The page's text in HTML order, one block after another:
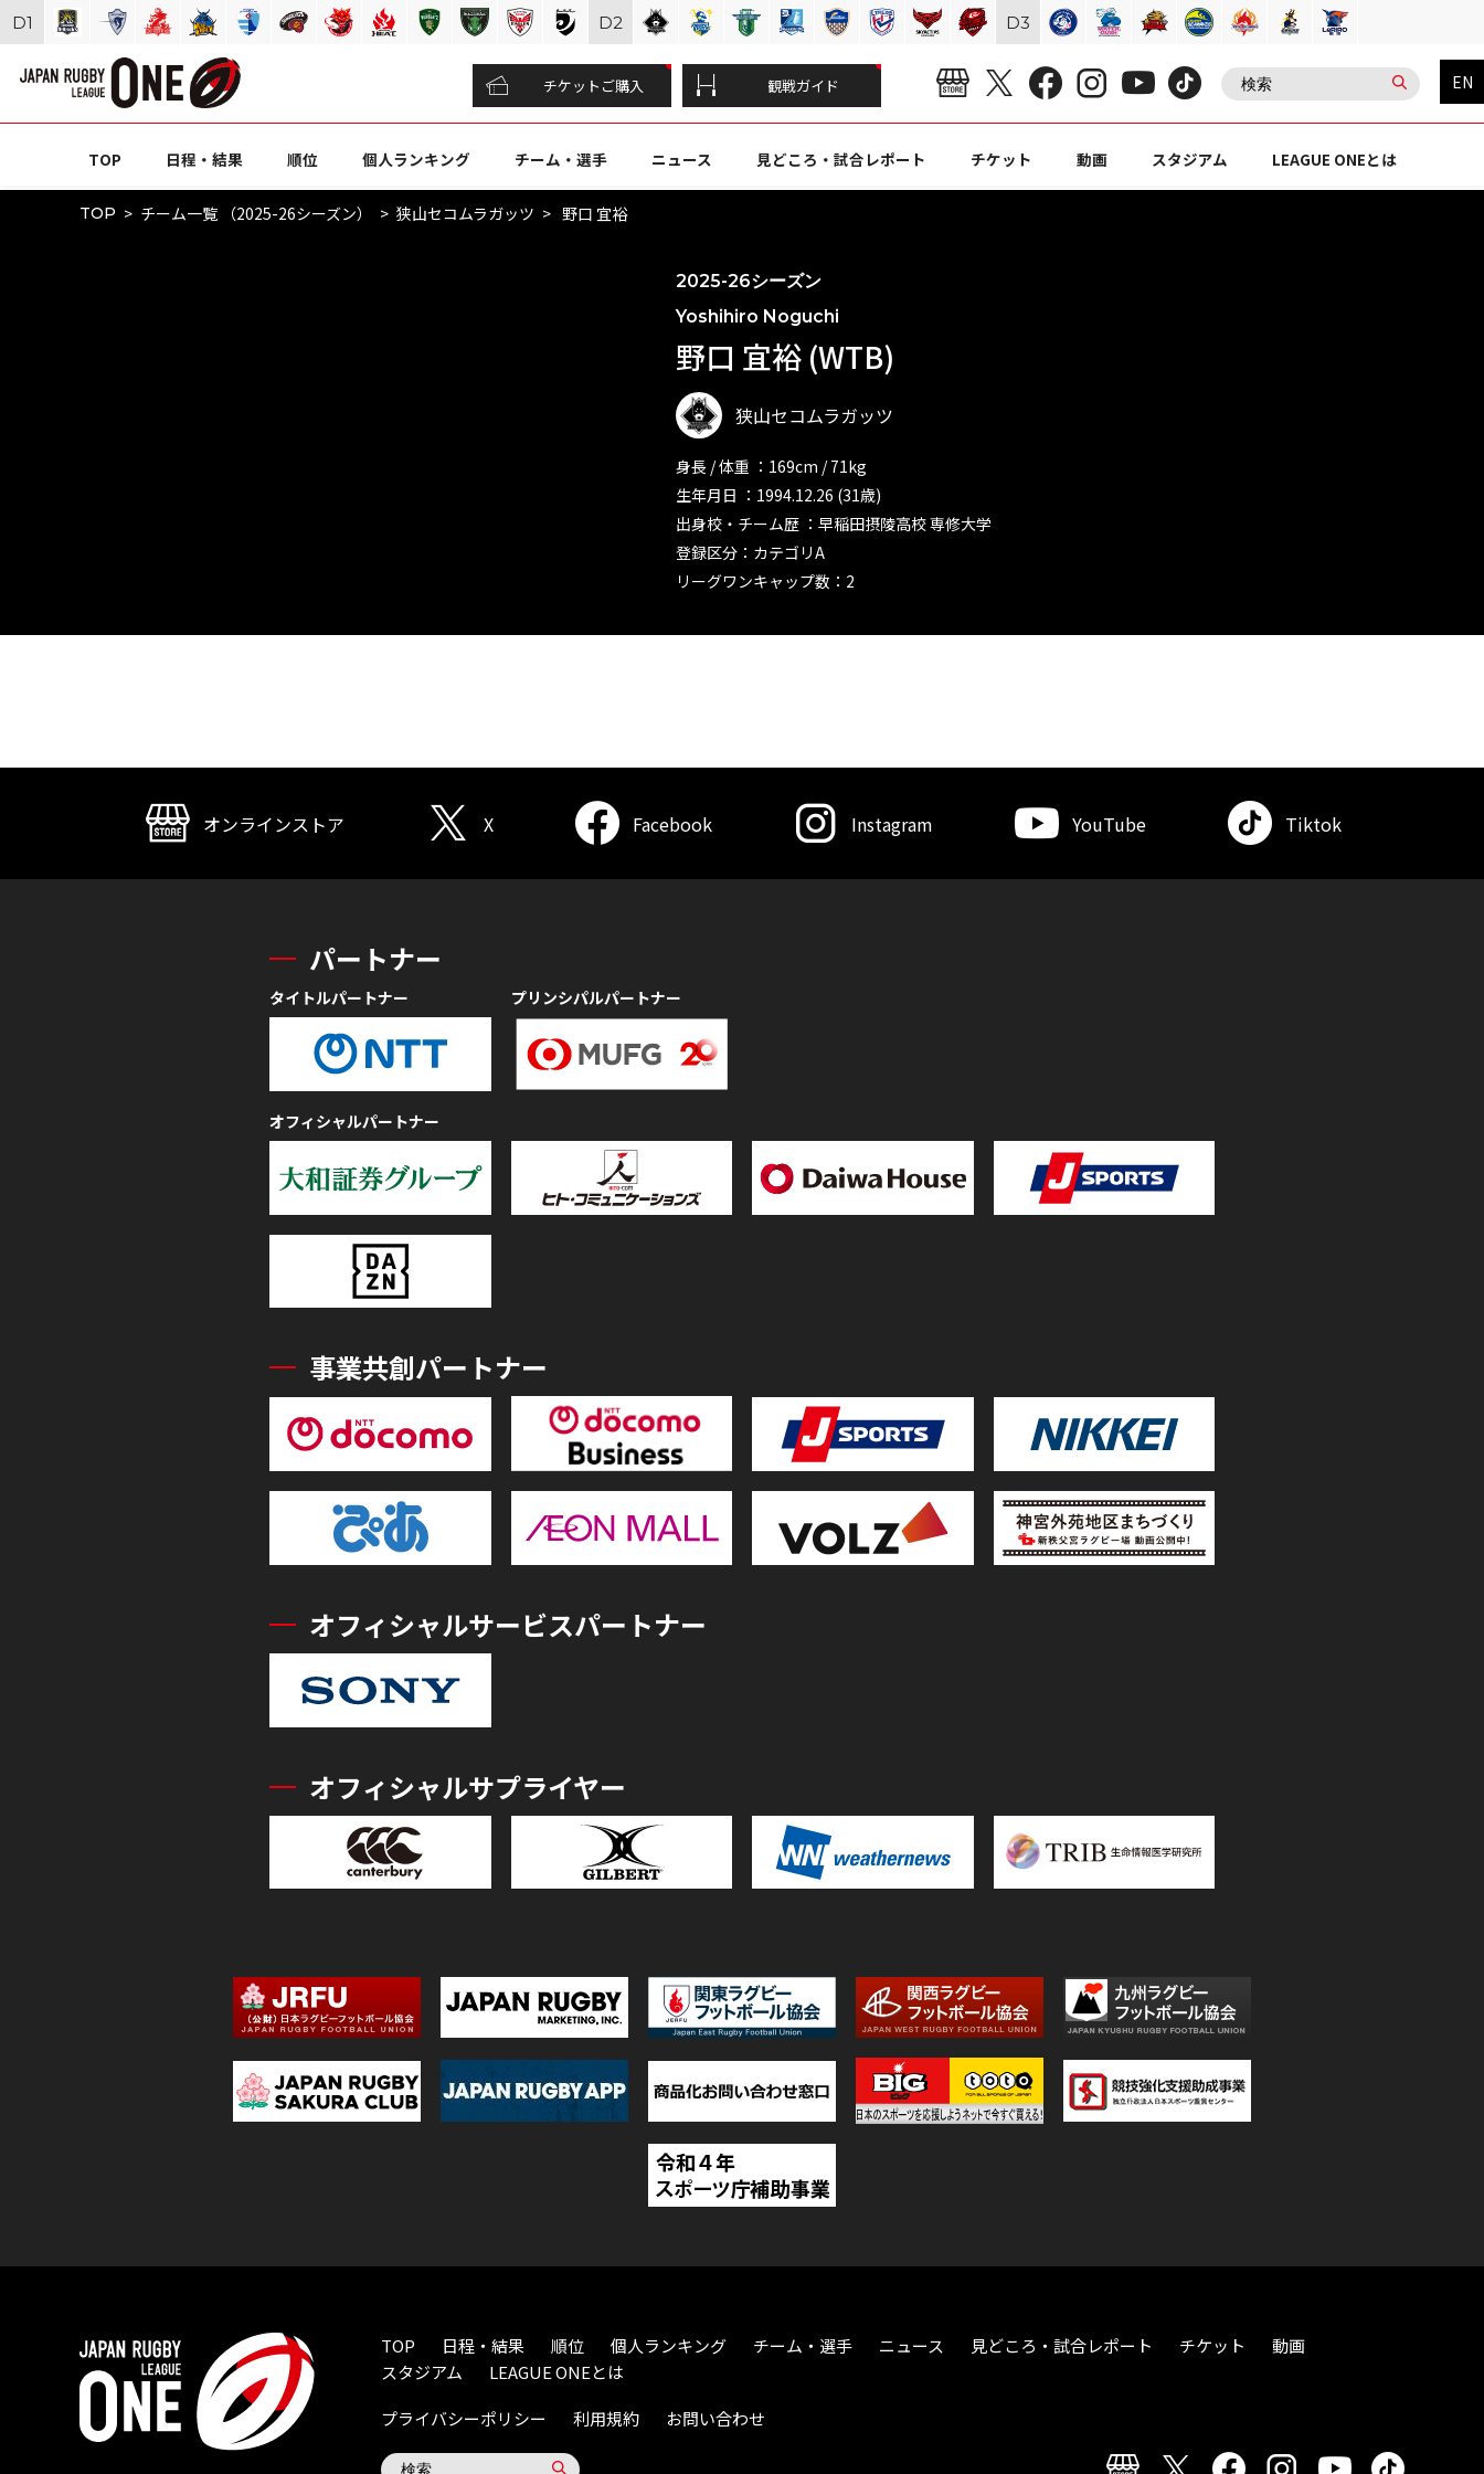
チケットご購入 観戦ガイド EN
TOP 日程・結果 順位 個人ランキング チーム・選手 ニュース 見どころ・試合レポート チケット 動画 スタジアム LEAGUE ONEとは
TOP チーム一覧 （2025-26シーズン） 狭山セコムラガッツ 野口 宜裕
2025-26シーズン
Yoshihiro Noguchi
野口 宜裕 (WTB)
狭山セコムラガッツ
身長 / 体重 ：169cm / 71kg
生年月日 ：1994.12.26 (31歳)
出身校・チーム歴 ：早稲田摂陵高校 専修大学
登録区分：カテゴリA
リーグワンキャップ数：2
D1 D2 D3
オンラインストア X Facebook Instagram YouTube Tiktok
パートナー
タイトルパートナー プリンシパルパートナー
オフィシャルパートナー
事業共創パートナー
オフィシャルサービスパートナー
オフィシャルサプライヤー
TOP 日程・結果 順位 個人ランキング チーム・選手 ニュース 見どころ・試合レポート チケット
動画
スタジアム
LEAGUE ONEとは
プライバシーポリシー
利用規約 お問い合わせ